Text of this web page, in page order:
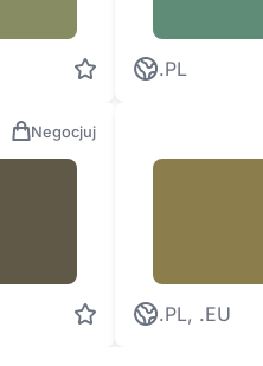
.PL
Negocjuj
.PL, .EU